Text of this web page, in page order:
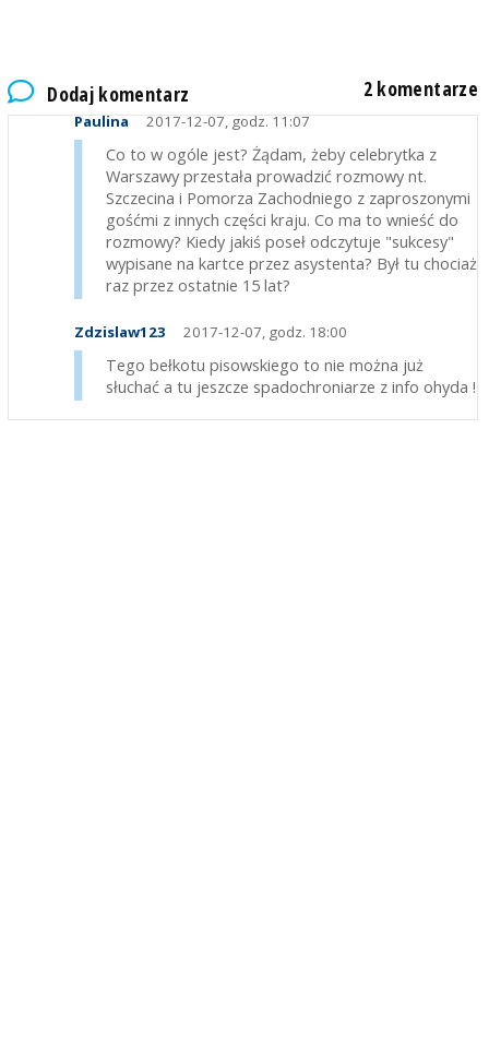
Dodaj komentarz 2 komentarze
Paulina 2017-12-07, godz. 11:07
Co to w ogóle jest? Żądam, żeby celebrytka z
Warszawy przestała prowadzić rozmowy nt.
Szczecina i Pomorza Zachodniego z zaproszonymi
gośćmi z innych części kraju. Co ma to wnieść do
rozmowy? Kiedy jakiś poseł odczytuje "sukcesy"
wypisane na kartce przez asystenta? Był tu chociaż
raz przez ostatnie 15 lat?
Zdzislaw123 2017-12-07, godz. 18:00
Tego bełkotu pisowskiego to nie można już
słuchać a tu jeszcze spadochroniarze z info ohyda !